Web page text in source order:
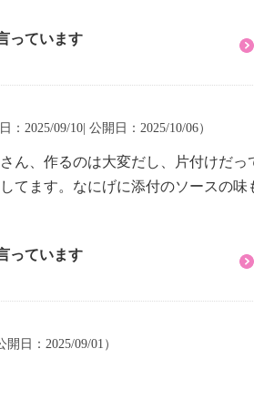
っています
：2025/09/10| 公開日：2025/10/06）
ん、作るのは大変だし、片付けだ
てます。なにげに添付のソースの
っています
日：2025/09/01）